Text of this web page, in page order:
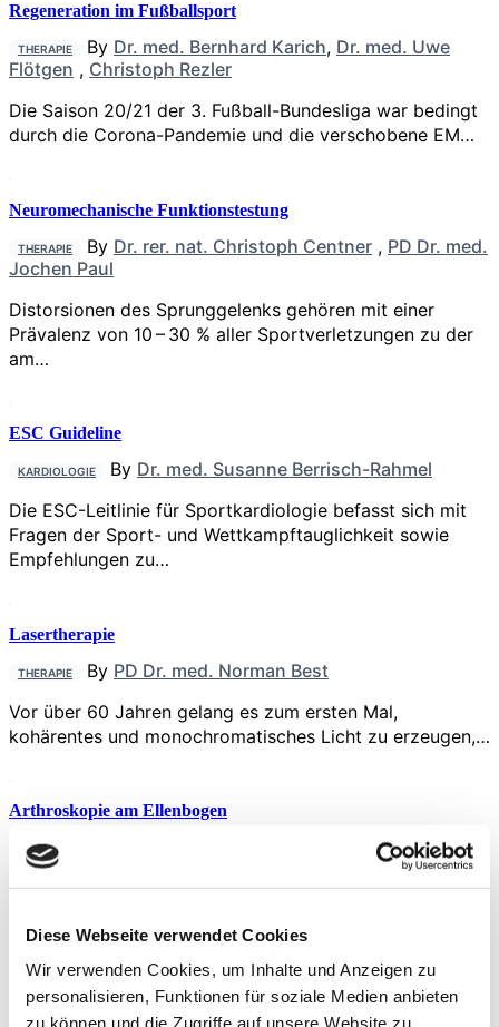
Diese Webseite verwendet Cookies
Wir verwenden Cookies, um Inhalte und Anzeigen zu
personalisieren, Funktionen für soziale Medien anbieten
zu können und die Zugriffe auf unsere Website zu
Regeneration im Fußballsport
THERAPIE By Dr. med. Bernhard Karich, Dr. med. Uwe
Flötgen , Christoph Rezler
Die Saison 20/21 der 3. Fußball-Bundesliga war bedingt
durch die Corona-Pandemie und die verschobene EM…
Neuromechanische Funktionstestung
THERAPIE By Dr. rer. nat. Christoph Centner , PD Dr. med.
Jochen Paul
Distorsionen des Sprunggelenks gehören mit einer
Prävalenz von 10 – 30 % aller Sportverletzungen zu der
am…
ESC Guideline
KARDIOLOGIE By Dr. med. Susanne Berrisch-Rahmel
Die ESC-Leitlinie für Sportkardiologie befasst sich mit
Fragen der Sport- und Wettkampftauglichkeit sowie
Empfehlungen zu…
Lasertherapie
THERAPIE By PD Dr. med. Norman Best
Vor über 60 Jahren gelang es zum ersten Mal,
kohärentes und monochromatisches Licht zu erzeugen,…
Arthroskopie am Ellenbogen
OPERATION
Dr. med.
Christian Schoepp
Stellenwert bei verschiedenen Verletzungen des
Ellbogengelenks. Insbesondere bei der…